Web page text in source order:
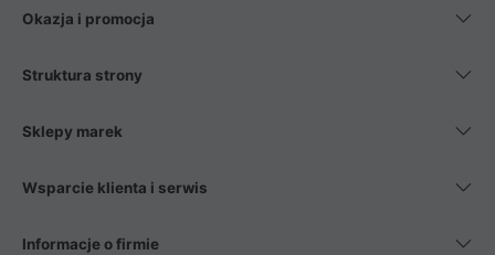
Okazja i promocja
Struktura strony
Sklepy marek
Wsparcie klienta i serwis
Informacje o firmie